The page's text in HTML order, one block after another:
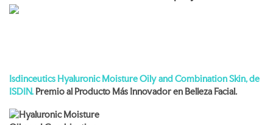
Isdinceutics Hyaluronic Moisture Oily and Combination Skin, de
ISDIN. Premio al Producto Más Innovador en Belleza Facial.